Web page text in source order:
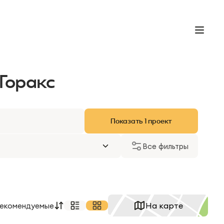
Показать 1проект
Все фильтры
На карте